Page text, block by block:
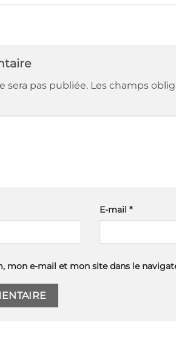
sera pas publiée. Les champs
E-mail*
mon e-mail et mon site dans le